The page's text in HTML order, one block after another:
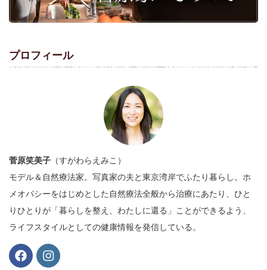
プロフィール
菅原笑美子 （すがわらえみこ）
モデル＆自然療法家。写真家の夫と東京湾岸でふたり暮らし。ホ
メオパシーをはじめとした自然療法全般から治療にあたり、ひと
りひとりが「暮らしを整え、わたしに還る」ことができるよう、
ライフスタイルとしての健康情報を発信している。